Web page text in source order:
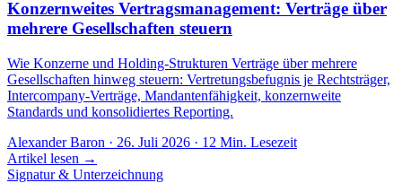
Konzernweites Vertragsmanagement: Verträge über
mehrere Gesellschaften steuern
Wie Konzerne und Holding-Strukturen Verträge über mehrere
Gesellschaften hinweg steuern: Vertretungsbefugnis je Rechtsträger,
Intercompany-Verträge, Mandantenfähigkeit, konzernweite
Standards und konsolidiertes Reporting.
Alexander Baron · 26. Juli 2026 · 12 Min. Lesezeit
Artikel lesen →
Signatur & Unterzeichnung